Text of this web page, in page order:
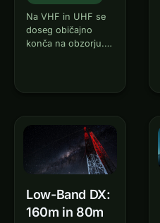
Na VHF in UHF se
doseg običajno
konča na obzorju. A
linije — brez
ionosfere, satelitov
ali Lune.
Troposcatter, Rain
Scatter in…
Low-Band DX:
160m in 80m